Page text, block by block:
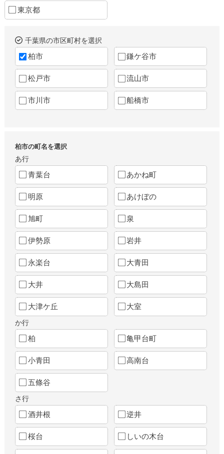
東京都
千葉県の市区町村を選択
柏市 鎌ケ谷市
松戸市 流山市
市川市 船橋市
柏市の町名を選択
あ行
青葉台 あかね町
明原 あけぼの
旭町 泉
伊勢原 岩井
永楽台 大青田
大井 大島田
大津ケ丘 大室
か行
柏 亀甲台町
小青田 高南台
五條谷
さ行
酒井根 逆井
桜台 しいの木台